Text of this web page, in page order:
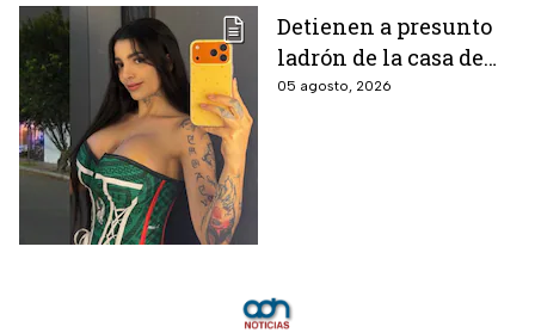
Detienen a presunto
ladrón de la casa de
Karely Ruiz: la huella
05 agosto, 2026